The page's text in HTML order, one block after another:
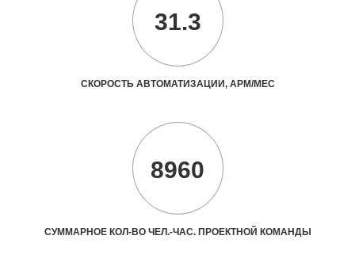
31.3
СКОРОСТЬ АВТОМАТИЗАЦИИ, АРМ/МЕС
8960
СУММАРНОЕ КОЛ-ВО ЧЕЛ.-ЧАС. ПРОЕКТНОЙ КОМАНДЫ